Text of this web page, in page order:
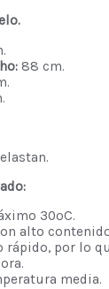
88 cm.
30ºC.
alto
rápido, por lo
media.